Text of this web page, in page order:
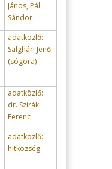
János, Pál
Sándor
adatközlő:
Salghári Jenő
(sógora)
adatközlő:
dr. Szirák
Ferenc
adatközlő:
hitközség